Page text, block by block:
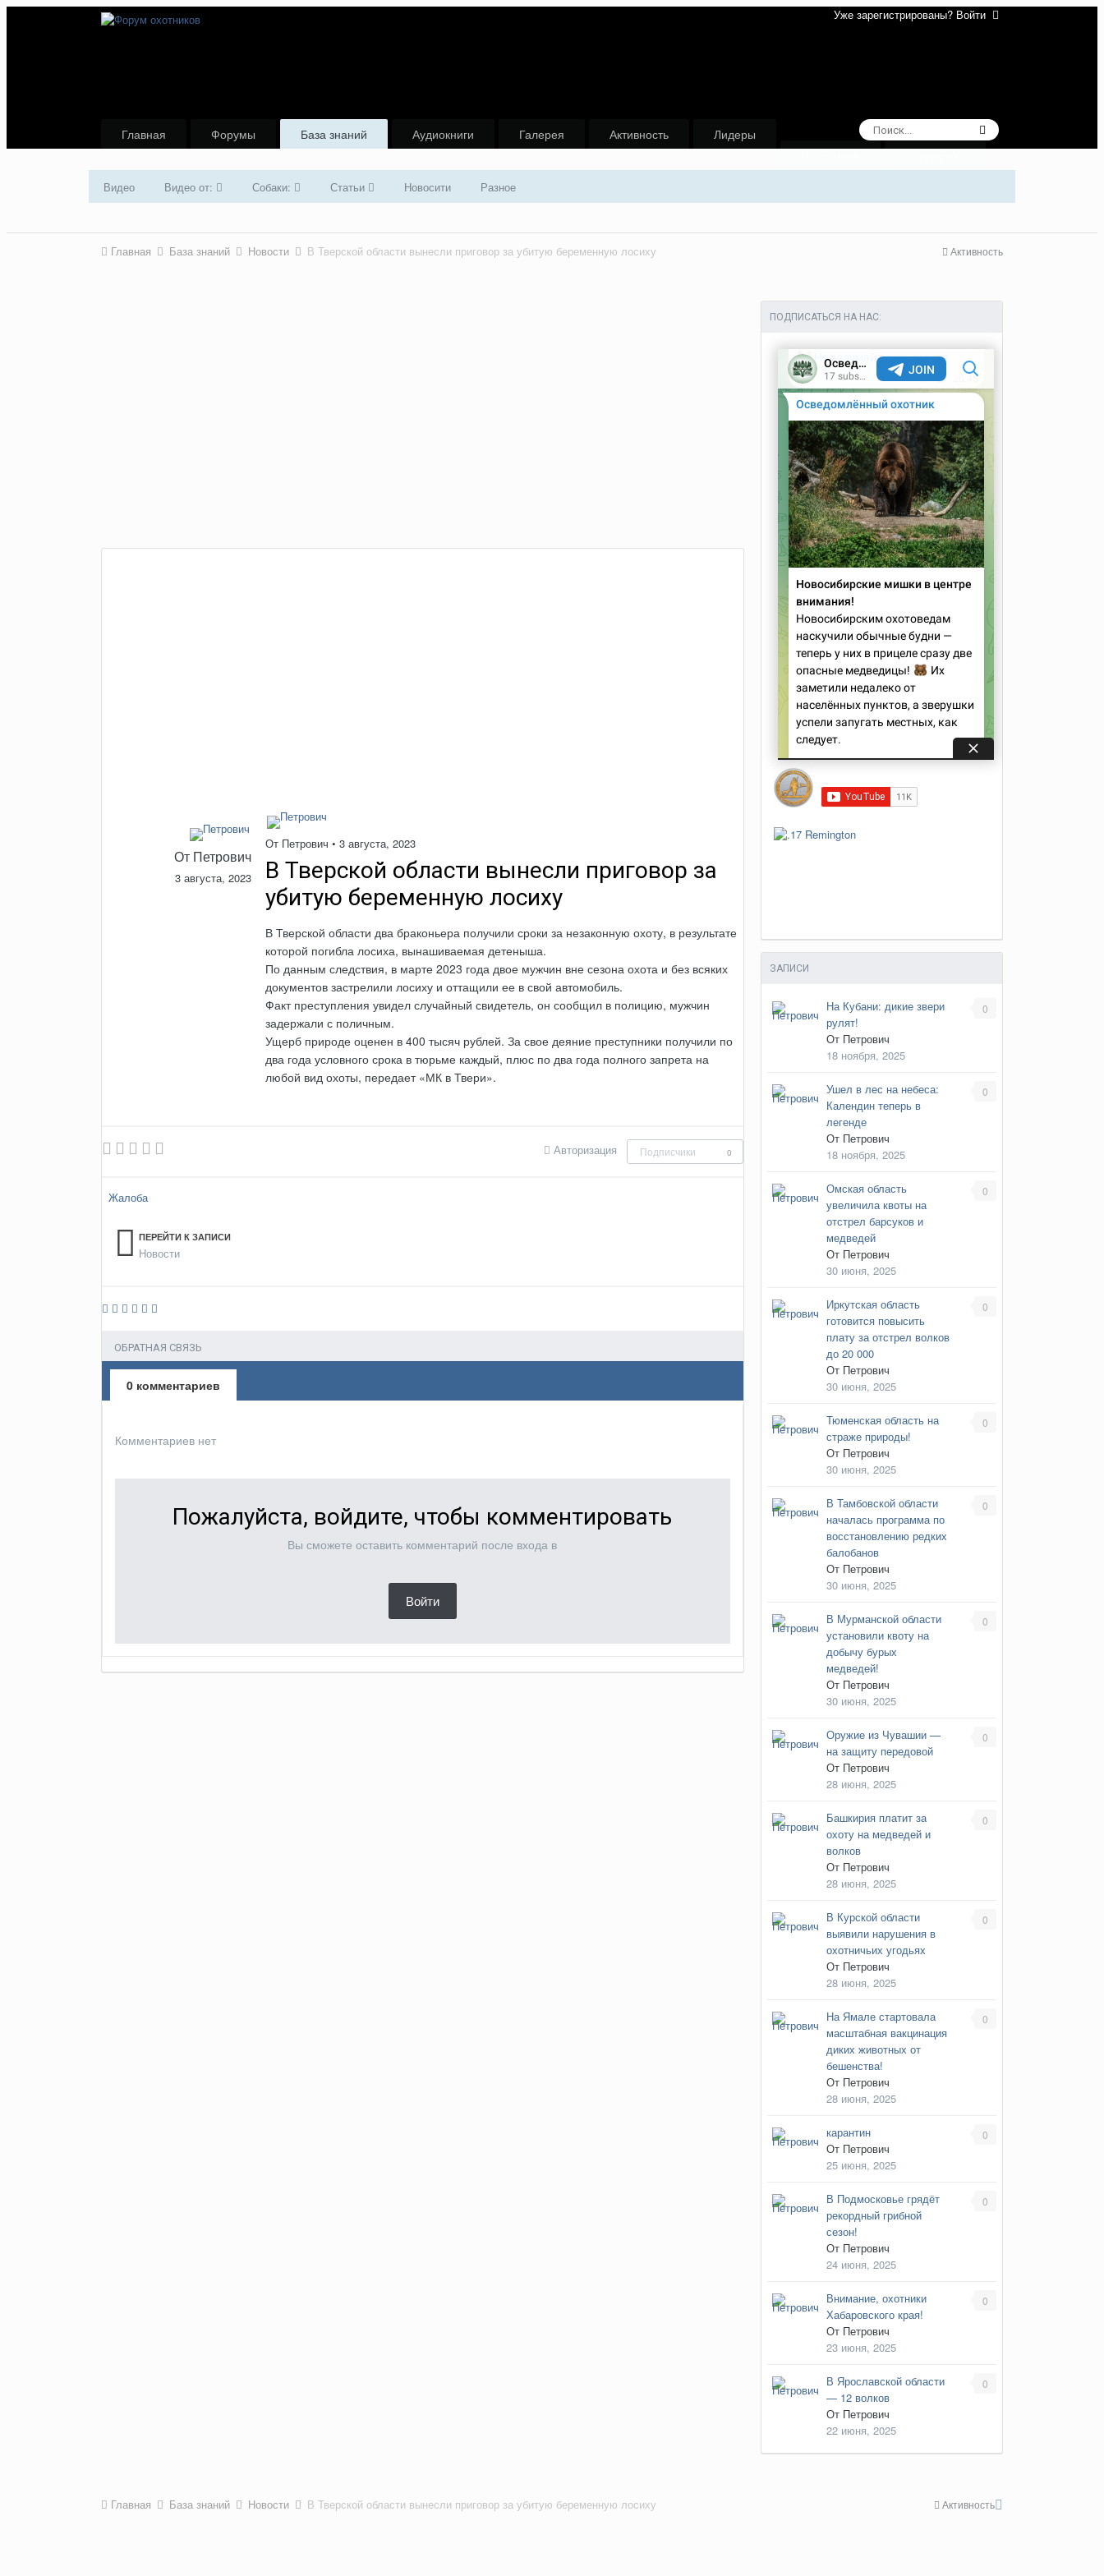
Уже зарегистрированы? Войти
Главная Форумы База знаний
Видео Видео от: Собаки: Статьи Новосити Разное
Аудиокниги Галерея Активность
Лидеры
Активность
Главная База знаний Новости В Тверской области вынесли приговор за убитую беременную лосиху
От Петрович
3 августа, 2023
От Петрович • 3 августа, 2023
В Тверской области вынесли приговор за
убитую беременную лосиху
В Тверской области два браконьера получили сроки за незаконную охоту, в результате
которой погибла лосиха, вынашиваемая детеныша.
По данным следствия, в марте 2023 года двое мужчин вне сезона охота и без всяких
документов застрелили лосиху и оттащили ее в свой автомобиль.
Факт преступления увидел случайный свидетель, он сообщил в полицию, мужчин
задержали с поличным.
Ущерб природе оценен в 400 тысяч рублей. За свое деяние преступники получили по
два года условного срока в тюрьме каждый, плюс по два года полного запрета на
любой вид охоты, передает «МК в Твери».
Авторизация Подписчики 0
Жалоба
ПЕРЕЙТИ К ЗАПИСИ
Новости
ОБРАТНАЯ СВЯЗЬ
0 комментариев
Комментариев нет
Пожалуйста, войдите, чтобы комментировать
Вы сможете оставить комментарий после входа в
Войти
ПОДПИСАТЬСЯ НА НАС:
ЗАПИСИ
0
На Кубани: дикие звери
рулят!
От Петрович
18 ноября, 2025
0
Ушел в лес на небеса:
Календин теперь в
легенде
От Петрович
18 ноября, 2025
0
Омская область
увеличила квоты на
отстрел барсуков и
медведей
От Петрович
30 июня, 2025
0
Иркутская область
готовится повысить
плату за отстрел волков
до 20 000
От Петрович
30 июня, 2025
0
Тюменская область на
страже природы!
От Петрович
30 июня, 2025
0
В Тамбовской области
началась программа по
восстановлению редких
балобанов
От Петрович
30 июня, 2025
0
В Мурманской области
установили квоту на
добычу бурых
медведей!
От Петрович
30 июня, 2025
0
Оружие из Чувашии —
на защиту передовой
От Петрович
28 июня, 2025
0
Башкирия платит за
охоту на медведей и
волков
От Петрович
28 июня, 2025
0
В Курской области
выявили нарушения в
охотничьих угодьях
От Петрович
28 июня, 2025
0
На Ямале стартовала
масштабная вакцинация
диких животных от
бешенства!
От Петрович
28 июня, 2025
0
карантин
От Петрович
25 июня, 2025
0
В Подмосковье грядёт
рекордный грибной
сезон!
От Петрович
24 июня, 2025
0
Внимание, охотники
Хабаровского края!
От Петрович
23 июня, 2025
0
В Ярославской области
— 12 волков
От Петрович
22 июня, 2025
Активность
Главная База знаний Новости В Тверской области вынесли приговор за убитую беременную лосиху